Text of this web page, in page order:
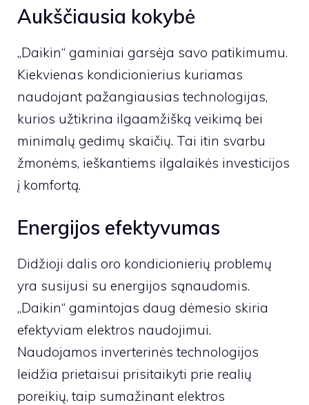
Aukščiausia kokybė
„Daikin“ gaminiai garsėja savo patikimumu.
Kiekvienas kondicionierius kuriamas
naudojant pažangiausias technologijas,
kurios užtikrina ilgaamžišką veikimą bei
minimalų gedimų skaičių. Tai itin svarbu
žmonėms, ieškantiems ilgalaikės investicijos
į komfortą.
Energijos efektyvumas
Didžioji dalis oro kondicionierių problemų
yra susijusi su energijos sąnaudomis.
„Daikin“ gamintojas daug dėmesio skiria
efektyviam elektros naudojimui.
Naudojamos inverterinės technologijos
leidžia prietaisui prisitaikyti prie realių
poreikių, taip sumažinant elektros